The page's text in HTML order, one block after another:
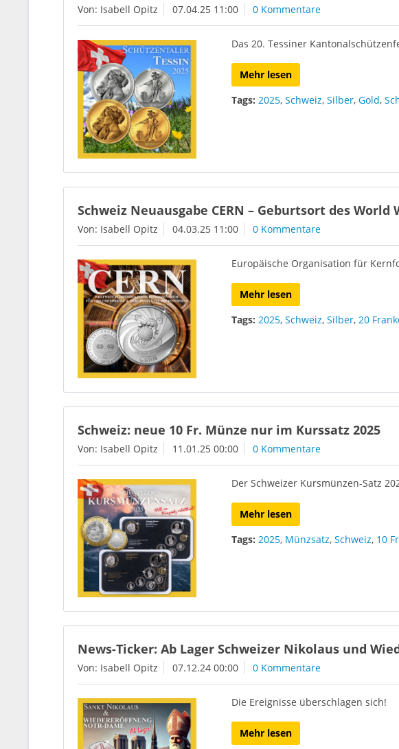
Von: Isabell Opitz 07.04.25 11:00 0 Kommentare
Das 20. Tessiner
Mehr lesen
Tags: 2025,Schweiz,Silber,Gold,
Schweiz Neuausgabe CERN – Geburtsort des World
Von: Isabell Opitz 04.03.25 11:00 0 Kommentare
Europäische Organisation für
Mehr lesen
Tags: 2025,Schweiz,Silber,20
Schweiz: neue 10 Fr. Münze nur im Kurssatz 2025
Von: Isabell Opitz 11.01.25 00:00 0 Kommentare
Der Schweizer Kursmünzen-Satz
Mehr lesen
Tags: 2025, Münzsatz,Schweiz, 10
News-Ticker: Ab Lager Schweizer Nikolaus und
Von: Isabell Opitz 07.12.24 00:00 0 Kommentare
Die Ereignisse überschlagen sich!
Mehr lesen